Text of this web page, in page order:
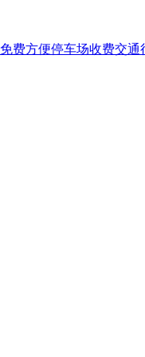
免费方便停车场收费交通